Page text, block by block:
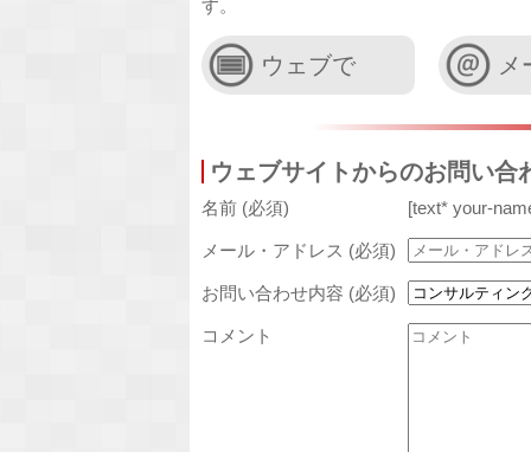
す。
ウェブで メ
ウェブサイトからのお問い合
名前 (必須) [text* your-
メール・アドレス (必須)
お問い合わせ内容 (必須)
コメント